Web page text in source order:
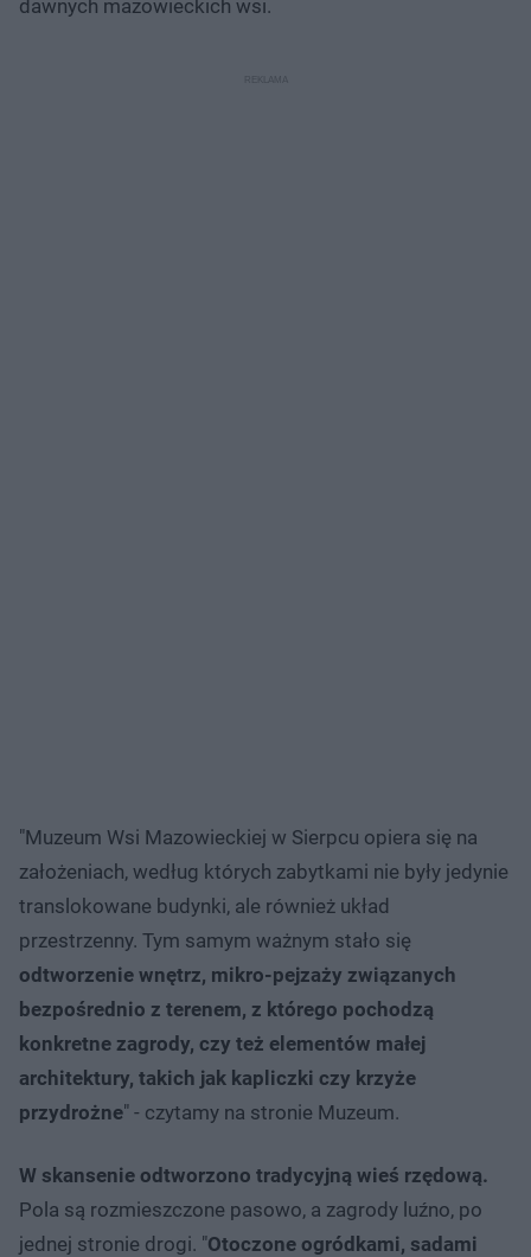
dawnych mazowieckich wsi.
"Muzeum Wsi Mazowieckiej w Sierpcu opiera się na
założeniach, według których zabytkami nie były jedynie
translokowane budynki, ale również układ
przestrzenny. Tym samym ważnym stało się
odtworzenie wnętrz, mikro-pejzaży związanych
bezpośrednio z terenem, z którego pochodzą
konkretne zagrody, czy też elementów małej
architektury, takich jak kapliczki czy krzyże
przydrożne" - czytamy na stronie Muzeum.
W skansenie odtworzono tradycyjną wieś rzędową.
Pola są rozmieszczone pasowo, a zagrody luźno, po
jednej stronie drogi. "Otoczone ogródkami, sadami